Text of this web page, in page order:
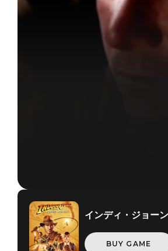
インディ・ジョー
BUY GAME